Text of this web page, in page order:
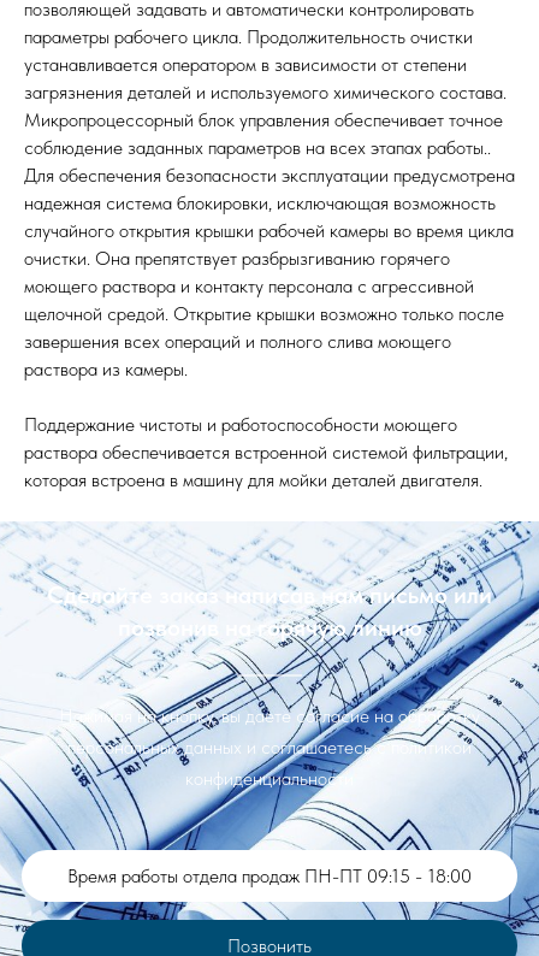
позволяющей задавать и автоматически контролировать
параметры рабочего цикла. Продолжительность очистки
устанавливается оператором в зависимости от степени
загрязнения деталей и используемого химического состава.
Микропроцессорный блок управления обеспечивает точное
соблюдение заданных параметров на всех этапах работы..
Для обеспечения безопасности эксплуатации предусмотрена
надежная система блокировки, исключающая возможность
случайного открытия крышки рабочей камеры во время цикла
очистки. Она препятствует разбрызгиванию горячего
моющего раствора и контакту персонала с агрессивной
щелочной средой. Открытие крышки возможно только после
завершения всех операций и полного слива моющего
раствора из камеры.
Поддержание чистоты и работоспособности моющего
раствора обеспечивается встроенной системой фильтрации,
которая встроена в машину для мойки деталей двигателя.
Сделайте заказ написав нам письмо или
позвонив на горячую линию
Нажимая на кнопку, вы даете согласие на обработку
персональных данных и соглашаетесь c политикой
конфиденциальности
Время работы отдела продаж ПН-ПТ 09:15 - 18:00
Позвонить